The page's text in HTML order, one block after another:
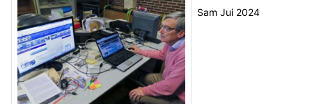
Sam Jui 2024